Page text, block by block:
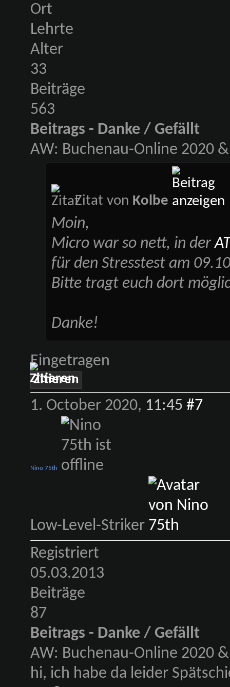
Ort
Lehrte
Alter
33
Beiträge
563
Beitrags - Danke / Gefällt
AW: Buchenau-Online 2020
Zitat von Kolbe
Moin,
Micro war so nett, in der
für den Stresstest am
Bitte tragt euch dort
Danke!
Eingetragen
Zitieren
1. October 2020, 11:45 #7
Nino 75th
Low-Level-Striker
Registriert
05.03.2013
Beiträge
87
Beitrags - Danke / Gefällt
AW: Buchenau-Online 2020
hi, ich habe da leider